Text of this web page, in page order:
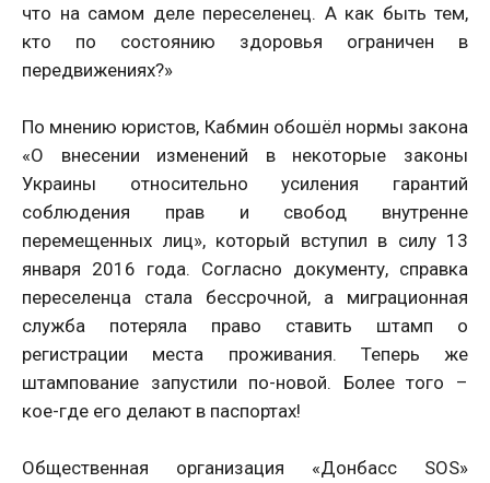
что на самом деле переселенец. А как быть тем,
кто по состоянию здоровья ограничен в
передвижениях?»
По мнению юристов, Кабмин обошёл нормы закона
«О внесении изменений в некоторые законы
Украины относительно усиления гарантий
соблюдения прав и свобод внутренне
перемещенных лиц», который вступил в силу 13
января 2016 года. Согласно документу, справка
переселенца стала бессрочной, а миграционная
служба потеряла право ставить штамп о
регистрации места проживания. Теперь же
штампование запустили по-новой. Более того –
кое-где его делают в паспортах!
Общественная организация «Донбасс SOS»